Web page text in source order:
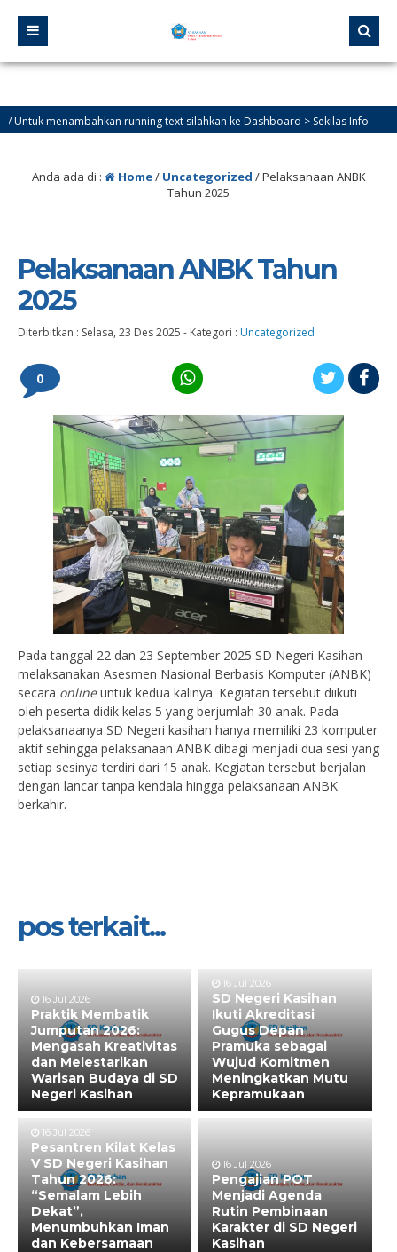
menambahkan running text silahkan ke Dashboard > Sekilas Info
Anda ada di : Home/ Uncategorized /Pelaksanaan ANBK
Tahun 2025
Pelaksanaan ANBK Tahun
2025
Diterbitkan : Selasa, 23 Des 2025 - Kategori : Uncategorized
0
Pada tanggal 22 dan 23 September 2025 SD Negeri Kasihan
melaksanakan Asesmen Nasional Berbasis Komputer (ANBK)
secara onlineuntuk kedua kalinya. Kegiatan tersebut diikuti
oleh peserta didik kelas 5 yang berjumlah 30 anak. Pada
pelaksanaanya SD Negeri kasihan hanya memiliki 23 komputer
aktif sehingga pelaksanaan ANBK dibagi menjadi dua sesi yang
setiap sesinya terdiri dari 15 anak. Kegiatan tersebut berjalan
dengan lancar tanpa kendala hingga pelaksanaan ANBK
berkahir.
pos terkait...
16 Jul 2026
Praktik Membatik
Jumputan 2026:
Mengasah Kreativitas
dan Melestarikan
Warisan Budaya di SD
Negeri Kasihan
16 Jul 2026
SD Negeri Kasihan
Ikuti Akreditasi
Gugus Depan
Pramuka sebagai
Wujud Komitmen
Meningkatkan Mutu
Kepramukaan
16 Jul 2026
Pesantren Kilat Kelas
V SD Negeri Kasihan
Tahun 2026:
“Semalam Lebih
Dekat”,
Menumbuhkan Iman
dan Kebersamaan
16 Jul 2026
Pengajian POT
Menjadi Agenda
Rutin Pembinaan
Karakter di SD Negeri
Kasihan